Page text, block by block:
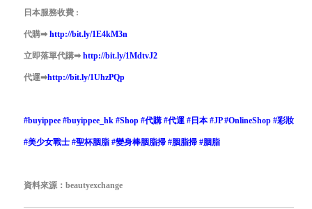
日本服務收費 :
代購➡ http://bit.ly/1E4kM3n
立即落單代購➡ http://bit.ly/1MdtvJ2
代運➡http://bit.ly/1UhzPQp
#buyippee #buyippee_hk #Shop #代購 #代運 # 日本 #JP #OnlineShop #彩妝
#美少女戰士 #聖杯胭脂 #變身棒胭脂掃 #胭脂掃 #胭脂
資料來源：beautyexchange